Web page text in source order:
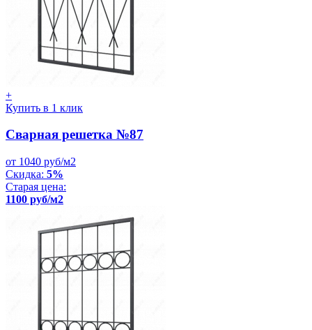
+
Купить в 1 клик
Сварная решетка №87
от 1040 руб/м2
Скидка: 5%
Старая цена:
1100 руб/м2